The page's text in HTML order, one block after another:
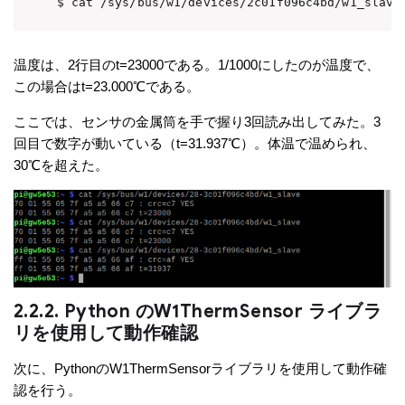
温度は、2行目のt=23000である。1/1000にしたのが温度で、
この場合はt=23.000℃である。
ここでは、センサの金属筒を手で握り3回読み出してみた。3
回目で数字が動いている（t=31.937℃）。体温で温められ、
30℃を超えた。
2.2.2. Python のW1ThermSensor ライブラ
リを使用して動作確認
次に、PythonのW1ThermSensorライブラリを使用して動作確
認を行う。